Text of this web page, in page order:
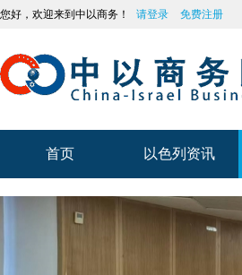
您好，欢迎来到中以商务！ 请登录 免费注册
首页 以色列资讯
以色列资讯